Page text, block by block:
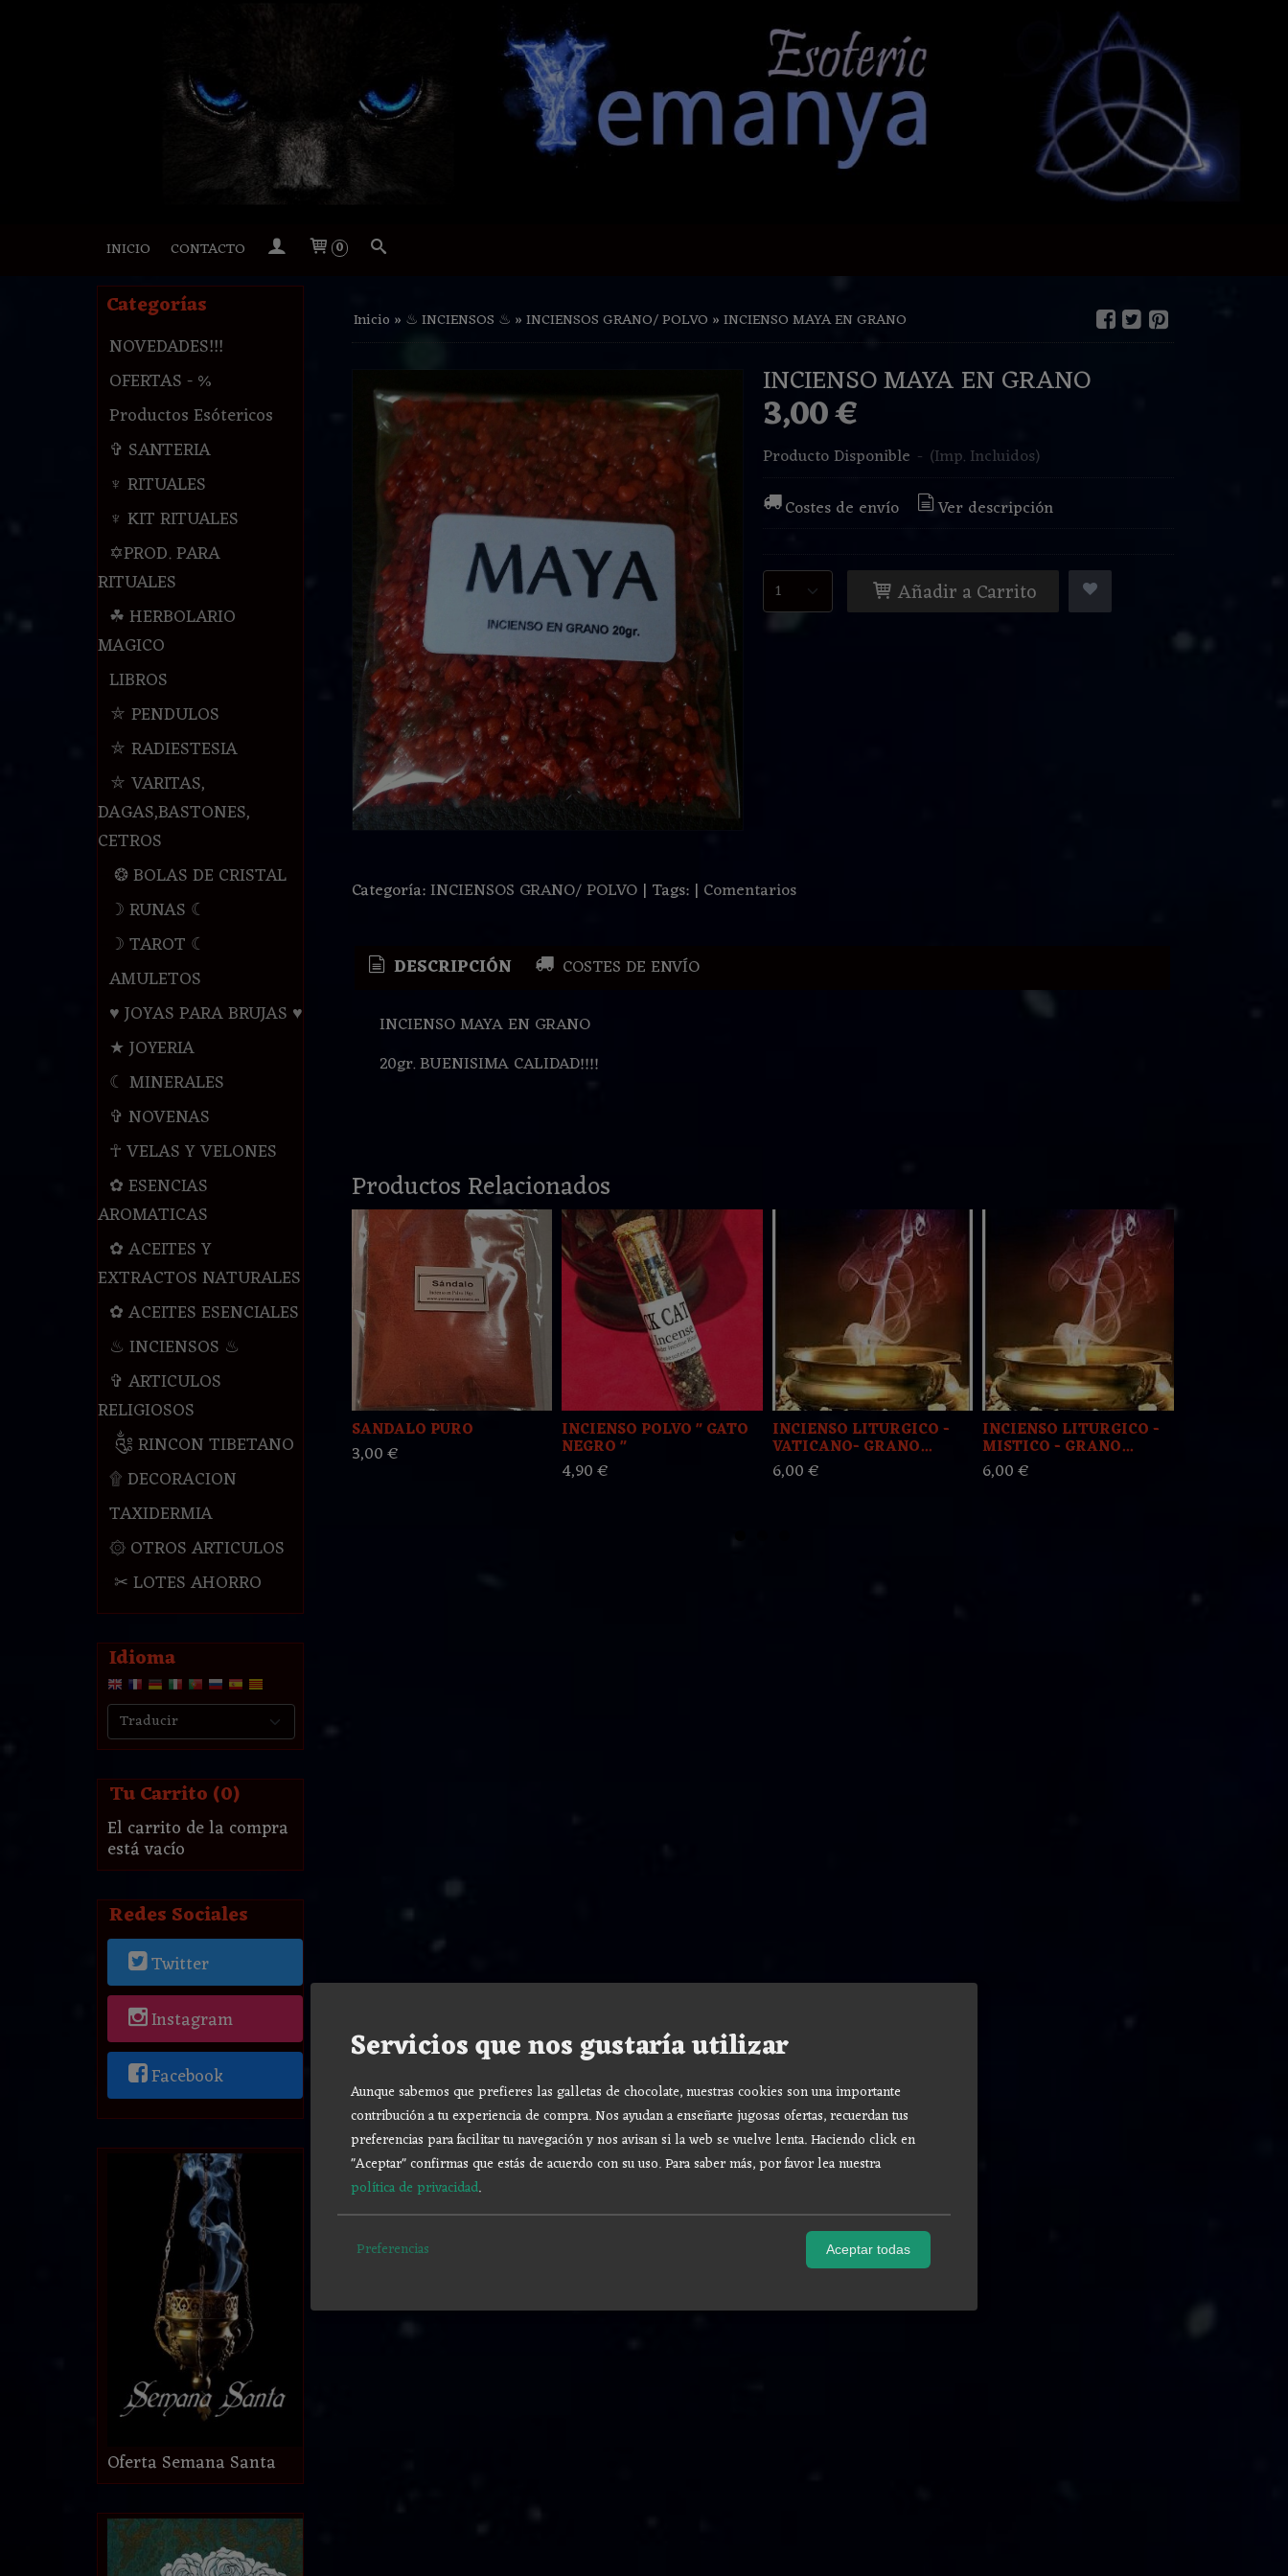
INICIO CONTACTO 0
Categorías
NOVEDADES!!!
OFERTAS - %
Productos Esótericos
✞ SANTERIA
♆ RITUALES
♆ KIT RITUALES
✡PROD. PARA
RITUALES
☘ HERBOLARIO
MAGICO
LIBROS
⛤ PENDULOS
⛤ RADIESTESIA
⛤ VARITAS,
DAGAS,BASTONES,
CETROS
❂ BOLAS DE CRISTAL
☽ RUNAS ☾
☽ TAROT ☾
AMULETOS
♥ JOYAS PARA BRUJAS ♥
★ JOYERIA
☾ MINERALES
✞ NOVENAS
☥ VELAS Y VELONES
✿ ESENCIAS
AROMATICAS
✿ ACEITES Y
EXTRACTOS NATURALES
✿ ACEITES ESENCIALES
♨ INCIENSOS ♨
✞ ARTICULOS
RELIGIOSOS
༃ RINCON TIBETANO
۩ DECORACION
TAXIDERMIA
۞ OTROS ARTICULOS
✂ LOTES AHORRO
Idioma
Tu Carrito (0)
El carrito de la compra
está vacío
Redes Sociales
Twitter
Instagram
Facebook
Oferta Semana Santa
Inicio » ♨ INCIENSOS ♨ »INCIENSOS GRANO/ POLVO »INCIENSO MAYA EN GRANO
INCIENSO MAYA EN GRANO
3,00 €
Producto Disponible - (Imp. Incluidos)
Costes de envío
Ver descripción
Añadir a Carrito
Categoría:INCIENSOS GRANO/ POLVO| Tags: | Comentarios
DESCRIPCIÓN COSTES DE ENVÍO
INCIENSO MAYA EN GRANO
20gr. BUENISIMA CALIDAD!!!!
Productos Relacionados
SANDALO PURO
3,00 €
INCIENSO POLVO " GATO
NEGRO "
4,90 €
INCIENSO LITURGICO -
VATICANO- GRANO...
6,00 €
INCIENSO LITURGICO -
MISTICO - GRANO...
6,00 €
Servicios que nos gustaría utilizar
Aunque sabemos que prefieres las galletas de chocolate, nuestras cookies son una importante
contribución a tu experiencia de compra. Nos ayudan a enseñarte jugosas ofertas, recuerdan tus
preferencias para facilitar tu navegación y nos avisan si la web se vuelve lenta. Haciendo click en
"Aceptar" confirmas que estás de acuerdo con su uso.Para saber más, por favor lea nuestra
política de privacidad.
Preferencias Aceptar todas